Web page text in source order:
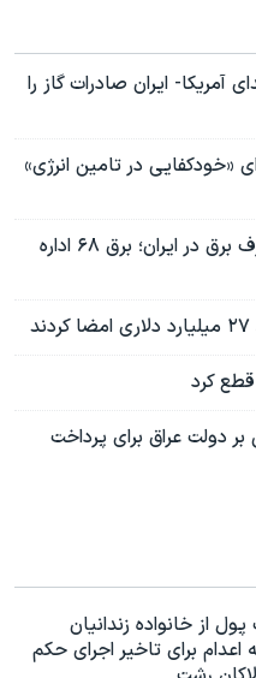
ایران صادرات گاز را
«خودکفایی در تامین انرژی»
رکوردشکنی «۷۲ هزار مگاواتی» مصرف برق در ایران؛ برق ۶۸ اداره
قطع کرد
دولت عراق برای پرداخت
از خانواده زندانیان
برای تاخیر اجرای حکم